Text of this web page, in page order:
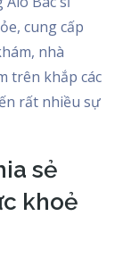
cung cấp
nhà
trên khắp các
rất nhiều sự
sẻ
khoẻ